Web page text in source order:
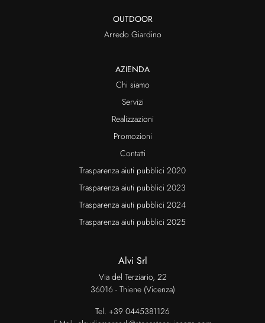
OUTDOOR
Arredo Giardino
AZIENDA
Chi siamo
Servizi
Realizzazioni
Promozioni
Contatti
Trasparenza aiuti pubblici 2020
Trasparenza aiuti pubblici 2023
Trasparenza aiuti pubblici 2024
Trasparenza aiuti pubblici 2025
Alvi Srl
Via del Terziario, 22
36016 - Thiene (Vicenza)
Tel. +39 0445381126